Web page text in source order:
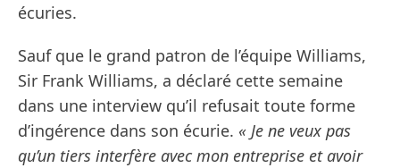
écuries.
Sauf que le grand patron de l’équipe Williams,
Sir Frank Williams, a déclaré cette semaine
dans une interview qu’il refusait toute forme
d’ingérence dans son écurie. « Je ne veux pas
qu’un tiers interfère avec mon entreprise et avoir